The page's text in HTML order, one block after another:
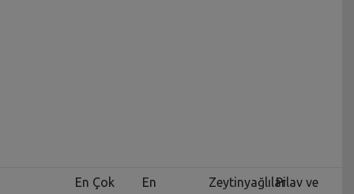
En Çok
En
ZeytinyağlılarPilav ve